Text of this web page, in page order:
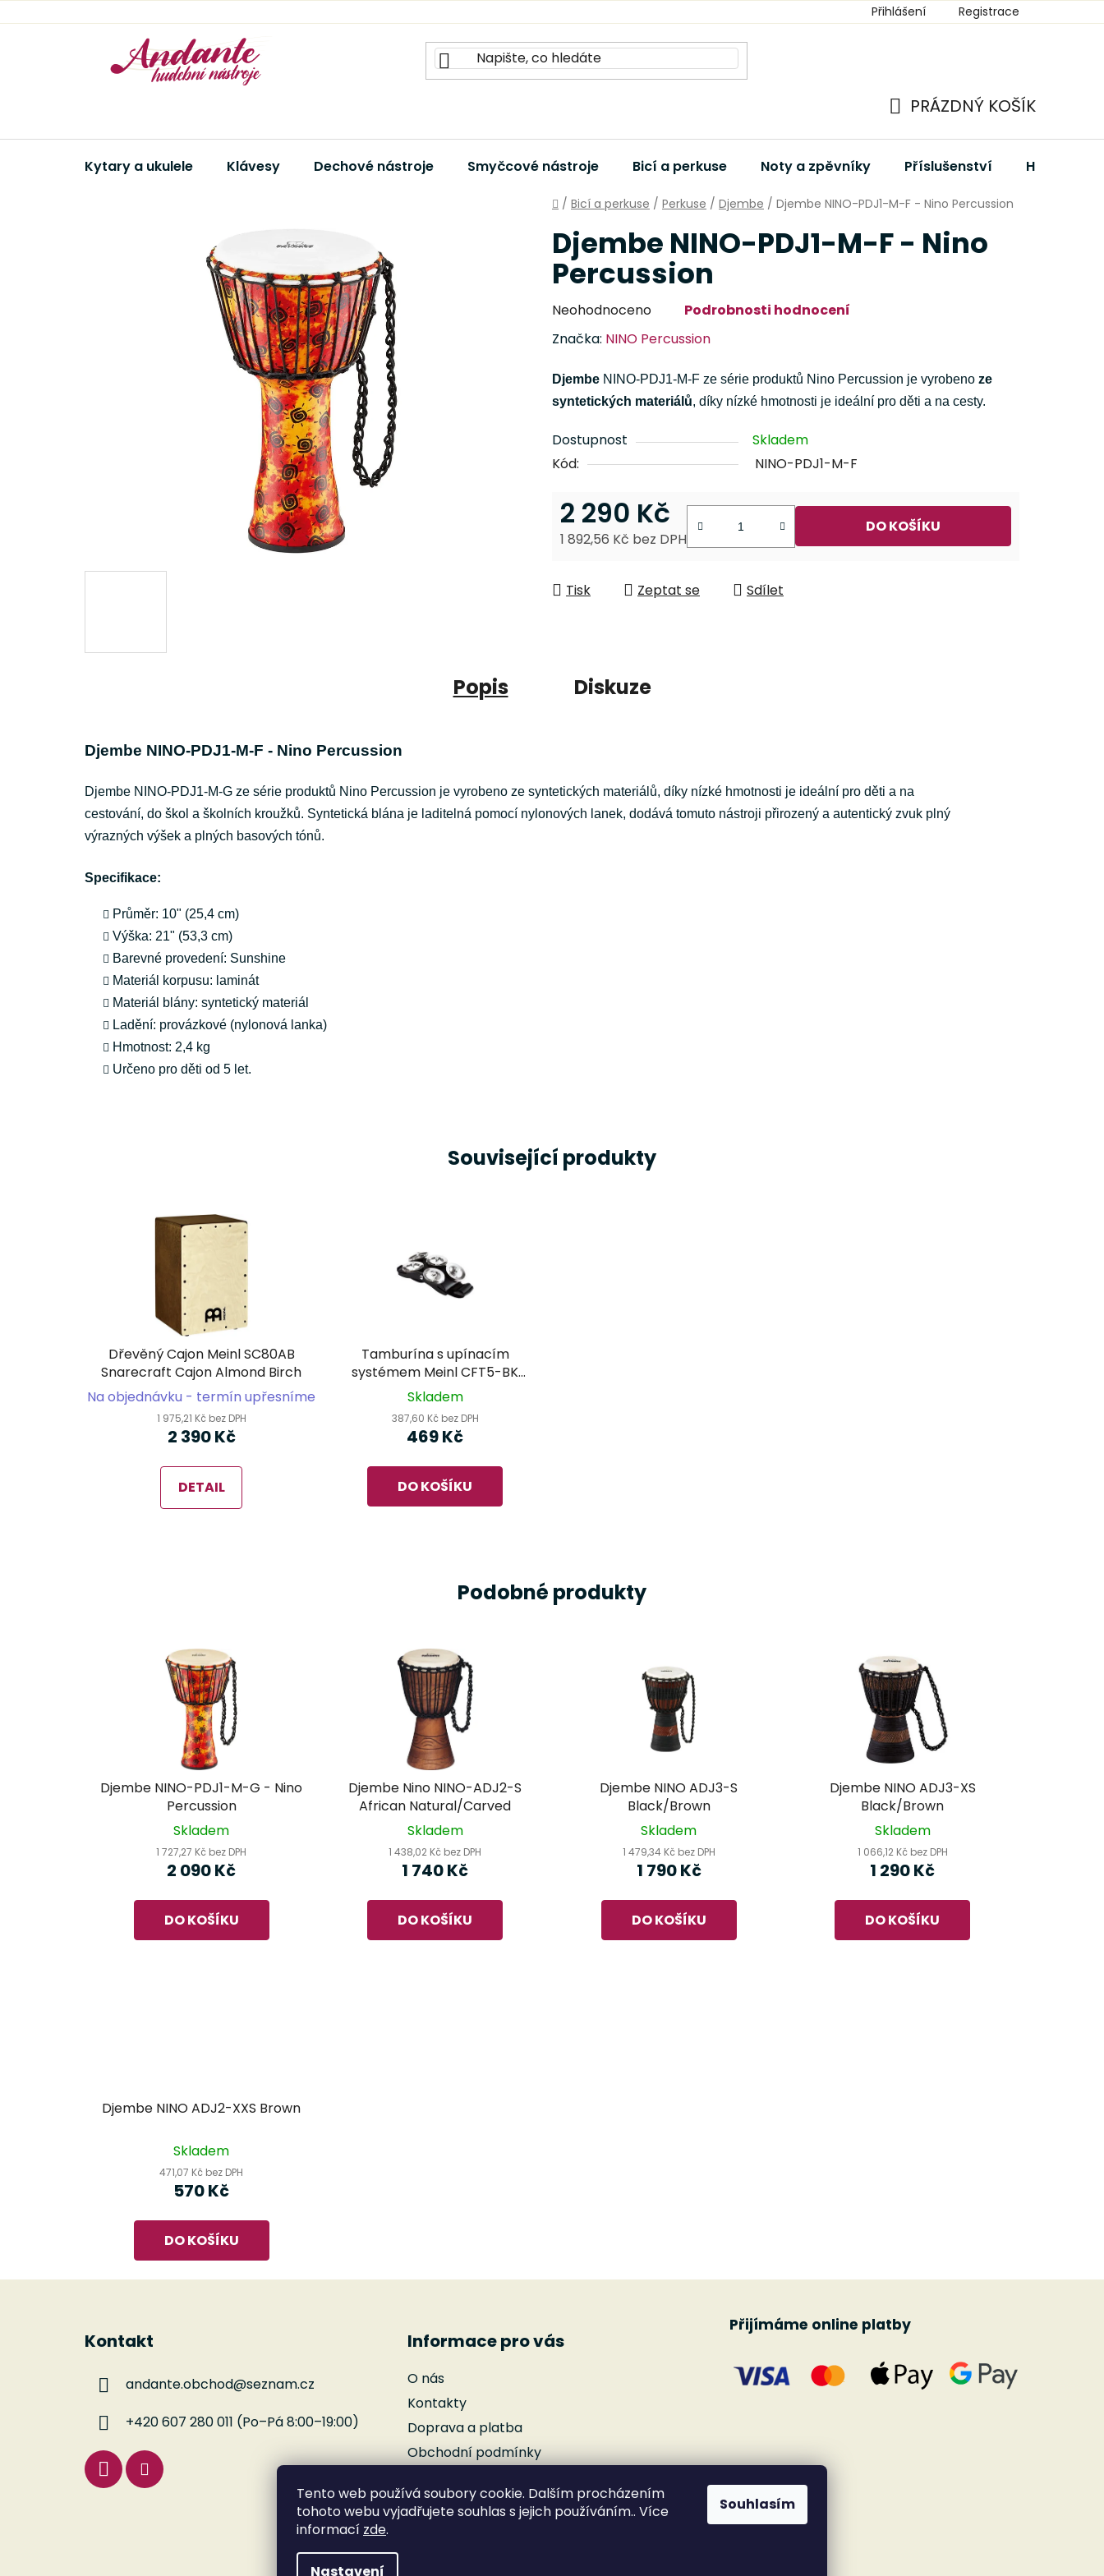
Tento web používá soubory cookie. Dalším procházením
tohoto webu vyjadřujete souhlas s jejich používáním.. Více
informací zde.
Nastavení
Souhlasím
na
Přihlášení Registrace
KOŠÍK
PRÁZDNÝ KOŠÍK
Kytary a ukulele Klávesy Dechové nástroje Smyčcové nástroje Bicí a perkuse Noty a zpěvníky Příslušenství Hudební
Domů
/ Bicí a perkuse / Perkuse / Djembe / Djembe NINO-PDJ1-M-F - Nino Percussion
Djembe NINO-PDJ1-M-F - Nino
Percussion
Průměrné
produktu
je
0,0
5
hvězdiček.
Neohodnoceno
Podrobnosti hodnocení
Značka: NINO Percussion
Djembe NINO-PDJ1-M-F ze série produktů Nino Percussion je vyrobeno ze
syntetických materiálů, díky nízké hmotnosti je ideální pro děti a na cesty.
Dostupnost
Skladem
Kód:
NINO-PDJ1-M-F
2 290 Kč
1 892,56 Kč bez DPH
DO KOŠÍKU
Tisk Zeptat se Sdílet
Popis Diskuze
Djembe NINO-PDJ1-M-F - Nino Percussion
Djembe NINO-PDJ1-M-G ze série produktů Nino Percussion je vyrobeno ze syntetických materiálů, díky nízké hmotnosti je ideální pro děti a na
cestování, do škol a školních kroužků. Syntetická blána je laditelná pomocí nylonových lanek, dodává tomuto nástroji přirozený a autentický zvuk plný
výrazných výšek a plných basových tónů.
Specifikace:
Průměr: 10" (25,4 cm)
Výška: 21" (53,3 cm)
Barevné provedení: Sunshine
Materiál korpusu: laminát
Materiál blány: syntetický materiál
Ladění: provázkové (nylonová lanka)
Hmotnost: 2,4 kg
Určeno pro děti od 5 let.
Související produkty
Dřevěný Cajon Meinl SC80AB
Snarecraft Cajon Almond Birch
Na objednávku - termín upřesníme
1 975,21 Kč bez DPH
2 390 Kč
DETAIL
Tamburína s upínacím
systémem Meinl CFT5-BK
(Cajon Foot Tambourine)
Skladem
387,60 Kč bez DPH
469 Kč
DO KOŠÍKU
Podobné produkty
Djembe NINO-PDJ1-M-G - Nino
Percussion
Skladem
1 727,27 Kč bez DPH
2 090 Kč
DO KOŠÍKU
Djembe Nino NINO-ADJ2-S
African Natural/Carved
Skladem
1 438,02 Kč bez DPH
1 740 Kč
DO KOŠÍKU
Djembe NINO ADJ3-S
Black/Brown
Skladem
1 479,34 Kč bez DPH
1 790 Kč
DO KOŠÍKU
Djembe NINO ADJ3-XS
Black/Brown
Skladem
1 066,12 Kč bez DPH
1 290 Kč
DO KOŠÍKU
Djembe NINO ADJ2-XXS Brown
Skladem
471,07 Kč bez DPH
570 Kč
DO KOŠÍKU
Kontakt
andante.obchod@seznam.cz
+420 607 280 011 (Po–Pá 8:00–19:00)
Informace pro vás
O nás
Kontakty
Doprava a platba
Obchodní podmínky
Reklamace
Přijímáme online platby